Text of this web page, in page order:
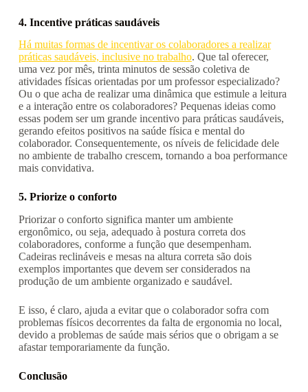
4. Incentive práticas saudáveis
Há muitas formas de incentivar os colaboradores a realizar
práticas saudáveis, inclusive no trabalho. Que tal oferecer,
uma vez por mês, trinta minutos de sessão coletiva de
atividades físicas orientadas por um professor especializado?
Ou o que acha de realizar uma dinâmica que estimule a leitura
e a interação entre os colaboradores? Pequenas ideias como
essas podem ser um grande incentivo para práticas saudáveis,
gerando efeitos positivos na saúde física e mental do
colaborador. Consequentemente, os níveis de felicidade dele
no ambiente de trabalho crescem, tornando a boa performance
mais convidativa.
5. Priorize o conforto
Priorizar o conforto significa manter um ambiente
ergonômico, ou seja, adequado à postura correta dos
colaboradores, conforme a função que desempenham.
Cadeiras reclináveis e mesas na altura correta são dois
exemplos importantes que devem ser considerados na
produção de um ambiente organizado e saudável.
E isso, é claro, ajuda a evitar que o colaborador sofra com
problemas físicos decorrentes da falta de ergonomia no local,
devido a problemas de saúde mais sérios que o obrigam a se
afastar temporariamente da função.
Conclusão